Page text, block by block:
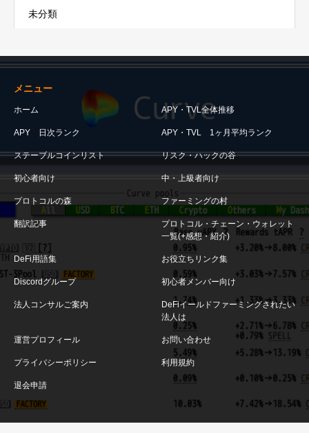
未分類
メニュー
ホーム APY・TVL全体推移
APY 日次ランク APY・TVL 1ヶ月平均ランク
ステーブルコインリスト リスク・ハックの谷
初心者向け 中・上級者向け
プロトコルの森 ファーミングの村
翻訳記事
プロトコル・チェーン・ウォレット
一覧(+感想・紹介)
DeFi用語集 お役立ちリンク集
Discordグループ 初心者メンバー向け
法人コンサルご案内
DeFiイールドファーミングされたい
法人は
運営プロフィール お問い合わせ
プライバシーポリシー 利用規約
退会申請